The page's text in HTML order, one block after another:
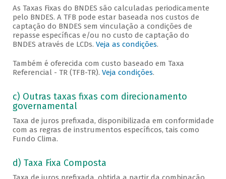
As Taxas Fixas do BNDES são calculadas periodicamente
pelo BNDES. A TFB pode estar baseada nos custos de
captação do BNDES sem vinculação a condições de
repasse específicas e/ou no custo de captação do
BNDES através de LCDs. Veja as condições.
Também é oferecida com custo baseado em Taxa
Referencial - TR (TFB-TR). Veja condições.
c) Outras taxas fixas com direcionamento
governamental
Taxa de juros prefixada, disponibilizada em conformidade
com as regras de instrumentos específicos, tais como
Fundo Clima.
d) Taxa Fixa Composta